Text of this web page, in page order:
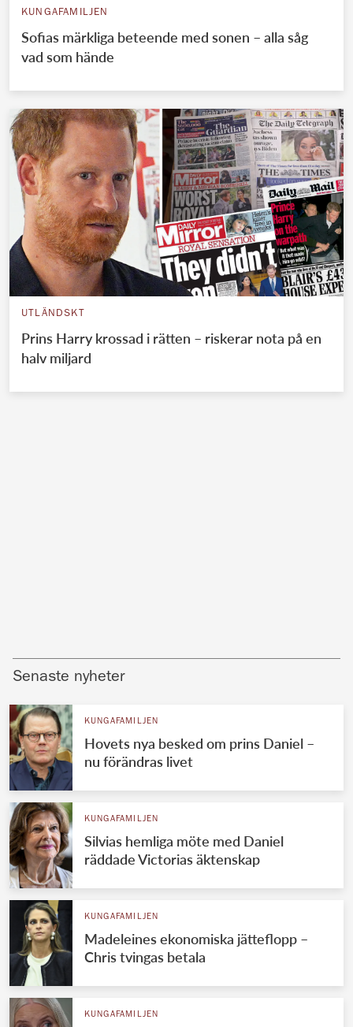
KUNGAFAMILJEN
Sofias märkliga beteende med sonen – alla såg
vad som hände
UTLÄNDSKT
Prins Harry krossad i rätten – riskerar nota på en
halv miljard
Senaste nyheter
KUNGAFAMILJEN
Hovets nya besked om prins Daniel –
nu förändras livet
KUNGAFAMILJEN
Silvias hemliga möte med Daniel
räddade Victorias äktenskap
KUNGAFAMILJEN
Madeleines ekonomiska jätteflopp –
Chris tvingas betala
KUNGAFAMILJEN